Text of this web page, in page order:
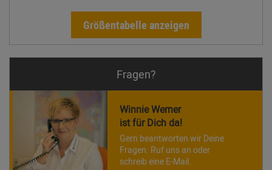
Größentabelle anzeigen
Fragen?
Winnie Werner
ist für Dich da!
Gern beantworten wir Deine
Fragen. Ruf uns an oder
schreib eine E-Mail.